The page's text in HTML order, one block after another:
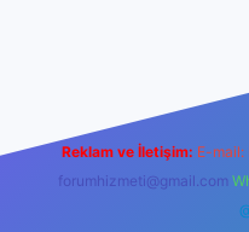
Reklam ve İletişim: E-mail:
forumhizmeti@gmail.com